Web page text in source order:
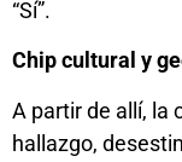
“Sí”.
Chip cultural y
A partir de allí, la
hallazgo,